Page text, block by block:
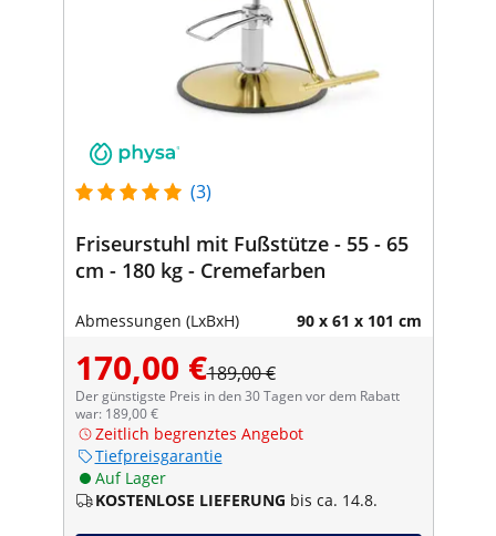
(3)
Friseurstuhl mit Fußstütze - 55 - 65
cm - 180 kg - Cremefarben
Abmessungen (LxBxH) 90 x 61 x 101 cm
170,00 €189,00 €
Der günstigste Preis in den 30 Tagen vor dem Rabatt
war: 189,00 €
Zeitlich begrenztes Angebot
Tiefpreisgarantie
Auf Lager
KOSTENLOSE LIEFERUNG bis ca. 14.8.